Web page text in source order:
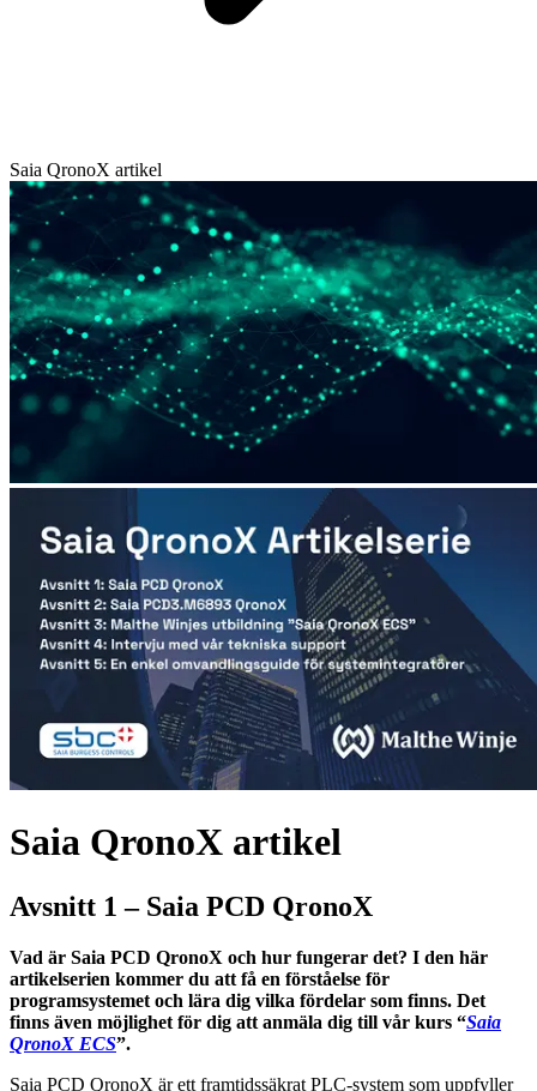
Saia QronoX artikel
Saia QronoX artikel
Avsnitt 1 – Saia PCD QronoX
Vad är Saia PCD QronoX och hur fungerar det? I den här
artikelserien kommer du att få en förståelse för
programsystemet och lära dig vilka fördelar som finns. Det
finns även möjlighet för dig att anmäla dig till vår kurs “Saia
QronoX ECS”.
Saia PCD QronoX är ett framtidssäkrat PLC-system som uppfyller